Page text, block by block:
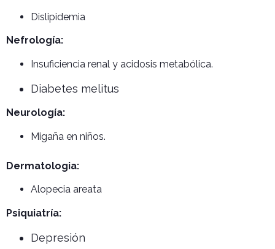
Dislipidemia
Nefrología:
Insuficiencia renal y acidosis metabólica.
Diabetes melitus
Neurología:
Migaña en niños.
Dermatologia:
Alopecia areata
Psiquiatría:
Depresión